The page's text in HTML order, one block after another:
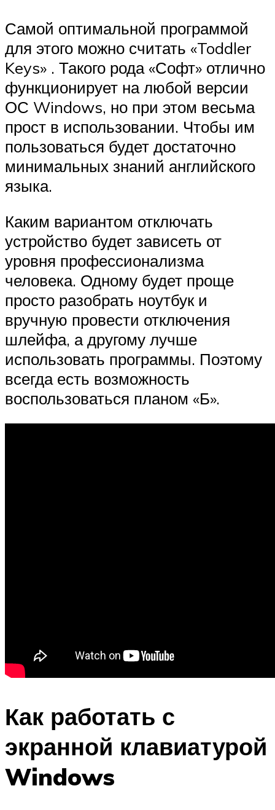
Самой оптимальной программой
для этого можно считать «Toddler
Keys» . Такого рода «Софт» отлично
функционирует на любой версии
ОС Windows, но при этом весьма
прост в использовании. Чтобы им
пользоваться будет достаточно
минимальных знаний английского
языка.
Каким вариантом отключать
устройство будет зависеть от
уровня профессионализма
человека. Одному будет проще
просто разобрать ноутбук и
вручную провести отключения
шлейфа, а другому лучше
использовать программы. Поэтому
всегда есть возможность
воспользоваться планом «Б».
Как работать с
экранной клавиатурой
Windows